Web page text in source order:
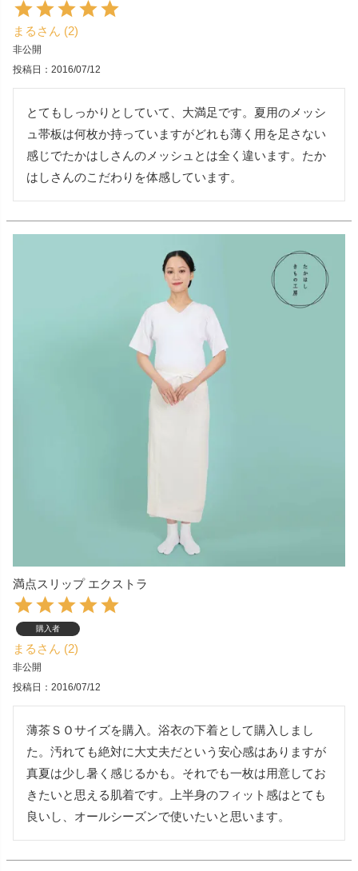
まる 2
非公開
投稿日
2016/07/12
とてもしっかりとしていて、大満足です。夏用のメッシ
ュ帯板は何枚か持っていますがどれも薄く用を足さない
感じでたかはしさんのメッシュとは全く違います。たか
はしさんのこだわりを体感しています。
満点スリップ エクストラ
購入者
まる 2
非公開
投稿日
2016/07/12
薄茶ＳＯサイズを購入。浴衣の下着として購入しまし
た。汚れても絶対に大丈夫だという安心感はありますが
真夏は少し暑く感じるかも。それでも一枚は用意してお
きたいと思える肌着です。上半身のフィット感はとても
良いし、オールシーズンで使いたいと思います。